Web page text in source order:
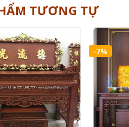
TƯƠNG TỰ
-7%